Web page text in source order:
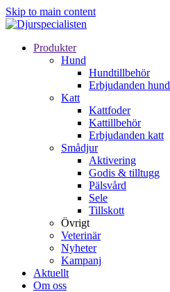
Skip to main content
Produkter
Hund
Hundtillbehör
Erbjudanden hund
Katt
Kattfoder
Kattillbehör
Erbjudanden katt
Smådjur
Aktivering
Godis & tilltugg
Pälsvård
Sele
Tillskott
Övrigt
Veterinär
Nyheter
Kampanj
Aktuellt
Om oss